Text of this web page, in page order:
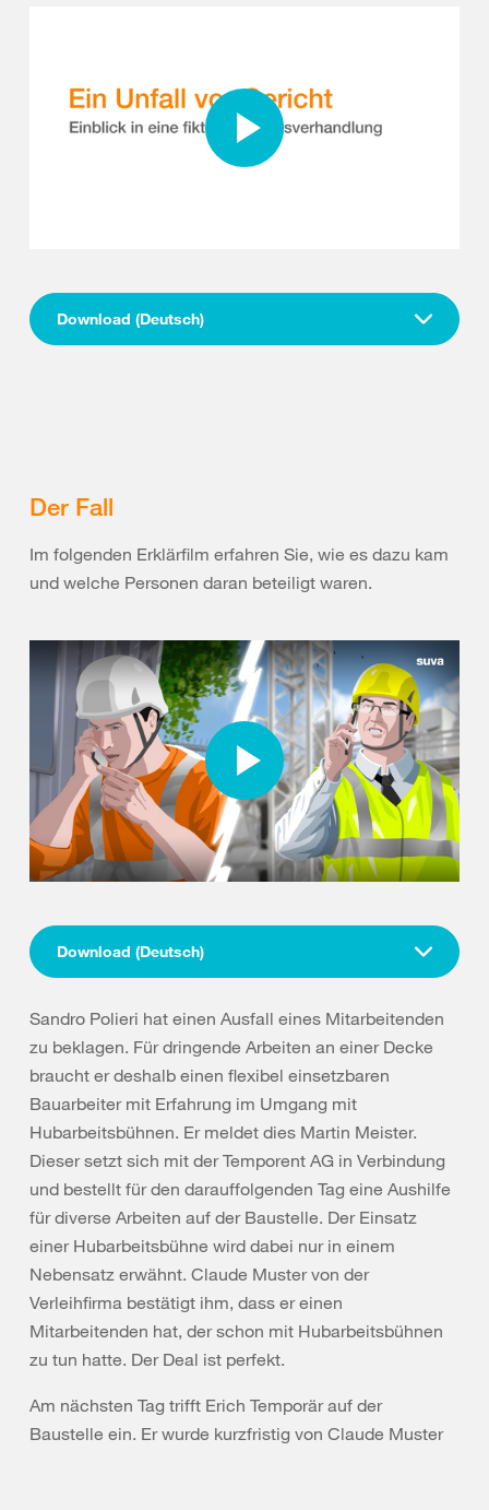
Download (Deutsch)
Der Fall
Im folgenden Erklärfilm erfahren Sie, wie es dazu kam
und welche Personen daran beteiligt waren.
Download (Deutsch)
Sandro Polieri hat einen Ausfall eines Mitarbeitenden
zu beklagen. Für dringende Arbeiten an einer Decke
braucht er deshalb einen flexibel einsetzbaren
Bauarbeiter mit Erfahrung im Umgang mit
Hubarbeitsbühnen. Er meldet dies Martin Meister.
Dieser setzt sich mit der Temporent AG in Verbindung
und bestellt für den darauffolgenden Tag eine Aushilfe
für diverse Arbeiten auf der Baustelle. Der Einsatz
einer Hubarbeitsbühne wird dabei nur in einem
Nebensatz erwähnt. Claude Muster von der
Verleihfirma bestätigt ihm, dass er einen
Mitarbeitenden hat, der schon mit Hubarbeitsbühnen
zu tun hatte. Der Deal ist perfekt.
Am nächsten Tag trifft Erich Temporär auf der
Baustelle ein. Er wurde kurzfristig von Claude Muster